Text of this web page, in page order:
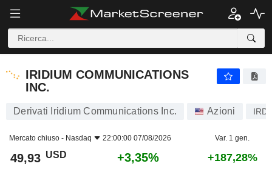
IRIDIUM COMMUNICATIONS
INC.
Derivati Iridium Communications Inc. Azioni
Mercato chiuso - Nasdaq 22:00:00 07/08/2026 Var. 1 gen.
49,93 USD +3,35% +187,28%